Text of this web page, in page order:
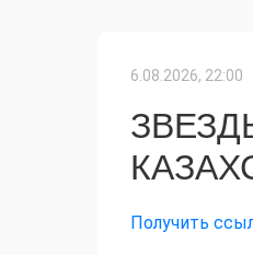
6.08.2026, 22:00
Получить